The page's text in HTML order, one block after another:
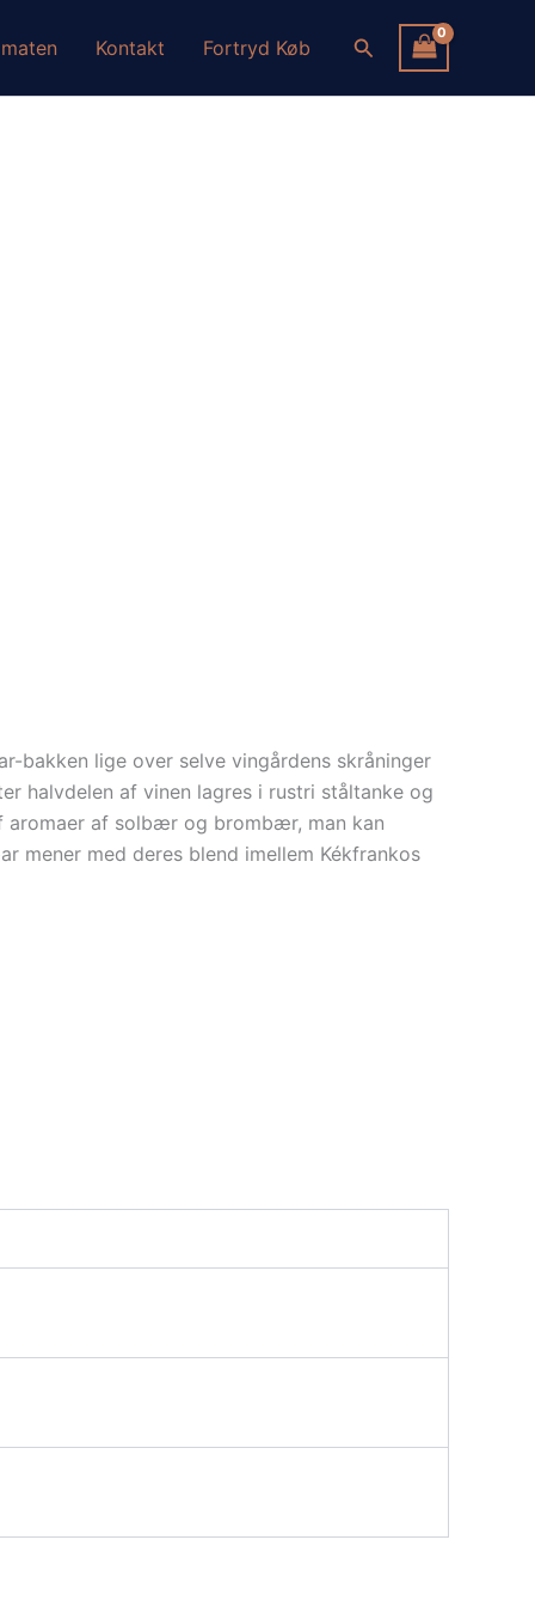
Kontakt Fortryd Køb Søg
bakken lige over selve vingårdens skråninger
halvdelen af vinen lagres i rustri ståltanke og
aromaer af solbær og brombær, man kan
mener med deres blend imellem Kékfrankos